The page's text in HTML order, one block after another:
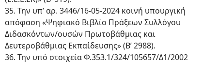
35. Την υπ’ αρ. 3446/16-05-2024 κοινή υπουργική
απόφαση «Ψηφιακό Βιβλίο Πράξεων Συλλόγου
Διδασκόντων/ουσών Πρωτοβάθμιας και
Δευτεροβάθμιας Εκπαίδευσης» (Β’ 2988).
36. Την υπό στοιχεία Φ.353.1/324/105657/Δ1/2002